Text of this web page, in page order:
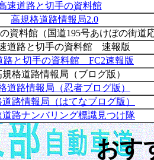
速道路と切手の資料館
高規格道路情報局2.0
資料館（国道195号あけぼの街道
道路と切手の資料館 速報版
路と切手の資料館 FC2速報版
規格道路情報局（ブログ版）
道路情報局（忍者ブログ版）
路情報局（はてなブログ版）
道路ナンバリング標識見つけ隊
おす